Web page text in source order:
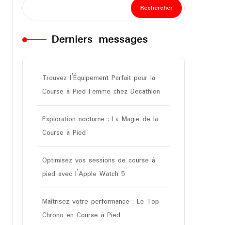
Rechercher
Derniers messages
Trouvez l’Équipement Parfait pour la
Course à Pied Femme chez Decathlon
Exploration nocturne : La Magie de la
Course à Pied
Optimisez vos sessions de course à
pied avec l’Apple Watch 5
Maîtrisez votre performance : Le Top
Chrono en Course à Pied